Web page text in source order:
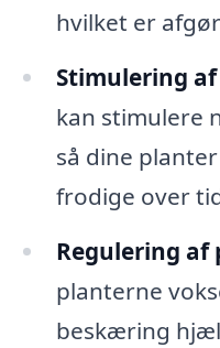
hvilket er
Stimulering
kan stimulere
så dine
frodige over
Regulering
planterne
beskæring